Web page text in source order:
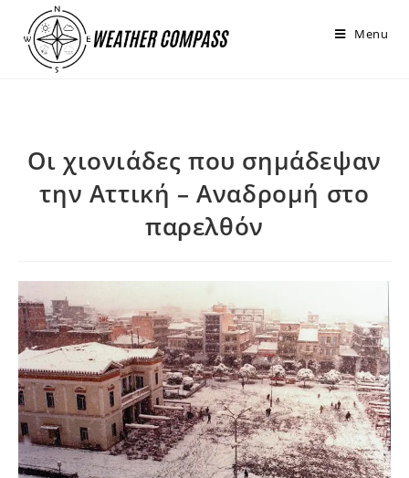
περιεχόμενο
Menu
Οι χιονιάδες που σημάδεψαν
την Αττική – Αναδρομή στο
παρελθόν